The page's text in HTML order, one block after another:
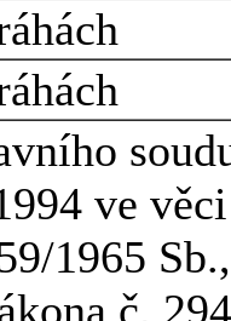
ve
1965
č.